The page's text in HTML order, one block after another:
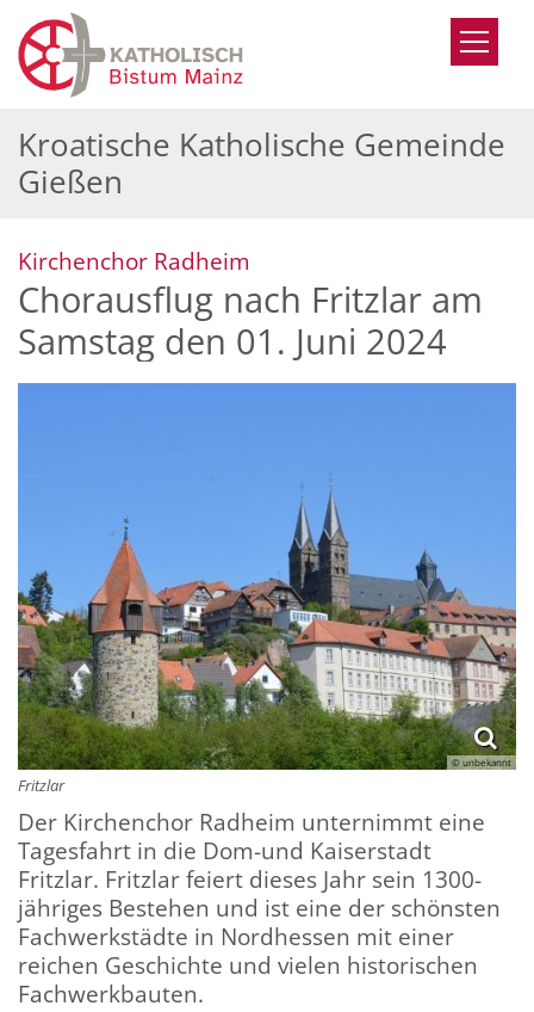
Zum Inhalt springen
Kroatische Katholische Gemeinde
Gießen
Kirchenchor Radheim
Chorausflug nach Fritzlar am
Samstag den 01. Juni 2024
© unbekannt
Fritzlar
Der Kirchenchor Radheim unternimmt eine
Tagesfahrt in die Dom-und Kaiserstadt
Fritzlar. Fritzlar feiert dieses Jahr sein 1300-
jähriges Bestehen und ist eine der schönsten
Fachwerkstädte in Nordhessen mit einer
reichen Geschichte und vielen historischen
Fachwerkbauten.